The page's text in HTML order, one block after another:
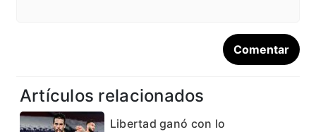
Artículos relacionados
Libertad ganó con lo